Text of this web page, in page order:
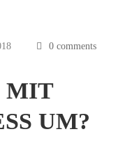
0 comments
MIT
UM?